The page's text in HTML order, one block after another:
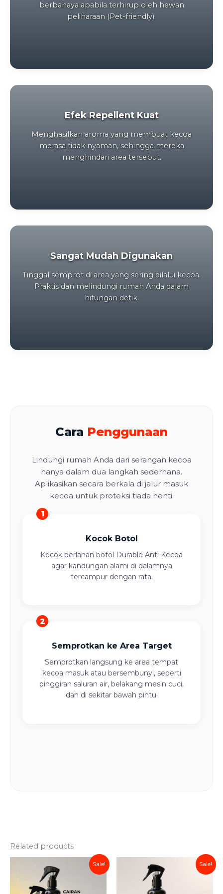
berbahaya apabila terhirup oleh hewan
peliharaan (Pet-friendly).
Efek Repellent Kuat
Menghasilkan aroma yang membuat kecoa
merasa tidak nyaman, sehingga mereka
menghindari area tersebut.
Sangat Mudah Digunakan
Tinggal semprot di area yang sering dilalui kecoa.
Praktis dan melindungi rumah Anda dalam
hitungan detik.
Cara Penggunaan
Lindungi rumah Anda dari serangan kecoa
hanya dalam dua langkah sederhana.
Aplikasikan secara berkala di jalur masuk
kecoa untuk proteksi tiada henti.
1
Kocok Botol
Kocok perlahan botol Durable Anti Kecoa
agar kandungan alami di dalamnya
tercampur dengan rata.
2
Semprotkan ke Area Target
Semprotkan langsung ke area tempat
kecoa masuk atau bersembunyi, seperti
pinggiran saluran air, belakang mesin cuci,
dan di sekitar bawah pintu.
Related products
Sale!
Price
range:
This
product
Sale!
Price
range:
This
product